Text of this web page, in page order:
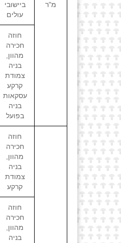
מ"ר
ביישובי
עולים
חוזה
חכירה
מהוון,
בניה
צמודת
קרקע
עסקאות
בניה
בפועל
חוזה
חכירה
מהוון,
בניה
צמודת
קרקע
חוזה
חכירה
מהוון,
בניה